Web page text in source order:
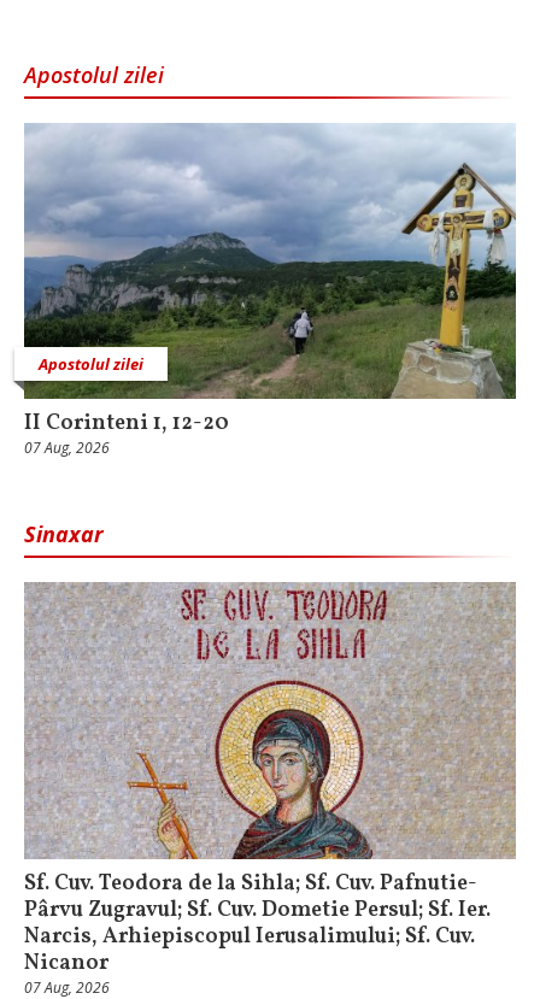
Apostolul zilei
Apostolul zilei
II Corinteni 1, 12-20
07 Aug, 2026
Sinaxar
Sf. Cuv. Teodora de la Sihla; Sf. Cuv. Pafnutie-
Pârvu Zugravul; Sf. Cuv. Dometie Persul; Sf. Ier.
Narcis, Arhiepiscopul Ierusalimului; Sf. Cuv.
Nicanor
07 Aug, 2026